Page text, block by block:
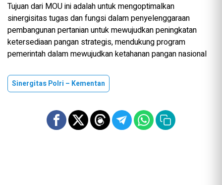
Tujuan dari MOU ini adalah untuk mengoptimalkan
sinergisitas tugas dan fungsi dalam penyelenggaraan
pembangunan pertanian untuk mewujudkan peningkatan
ketersediaan pangan strategis, mendukung program
pemerintah dalam mewujudkan ketahanan pangan nasional
Sinergitas Polri – Kementan